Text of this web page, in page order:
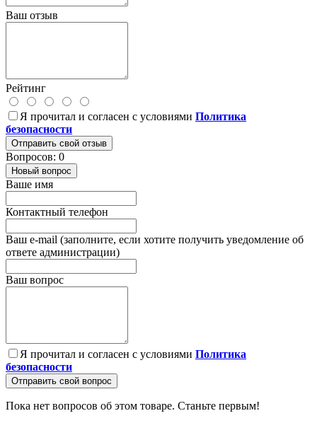
Ваш отзыв
Рейтинг
Я прочитал и согласен с условиями Политика
безопасности
Отправить свой отзыв
Вопросов: 0
Новый вопрос
Ваше имя
Контактный телефон
Ваш e-mail (заполните, если хотите получить уведомление об
ответе администрации)
Ваш вопрос
Я прочитал и согласен с условиями Политика
безопасности
Отправить свой вопрос
Пока нет вопросов об этом товаре. Станьте первым!